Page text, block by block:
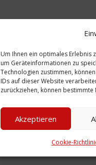
Um Ihnen ein optimales Erlebnis
um Geräteinformationen zu
Technologien zustimmen,
IDs auf dieser Website
zurückziehen, können
Akzeptieren
Cookie-